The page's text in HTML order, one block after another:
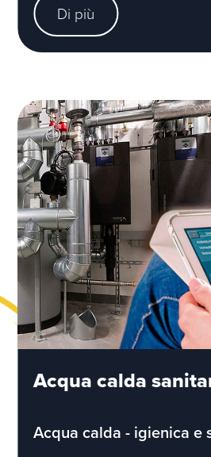
Di più
Acqua calda
Acqua calda - igienica e